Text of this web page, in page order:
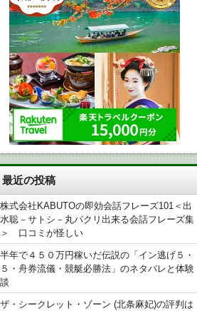
最近の投稿
株式会社KABUTOの即効会話フレーズ101＜出
水聡－サトシ－丸パクリ出来る会話フレーズ集
＞ 口コミが怪しい
半年で４５０万円稼いだ伝説の「イン逃げ５・
５・舟券流儀・競艇必勝法」のネタバレと体験
談
ザ・シークレット・ゾーン (北条麻妃)の評判は